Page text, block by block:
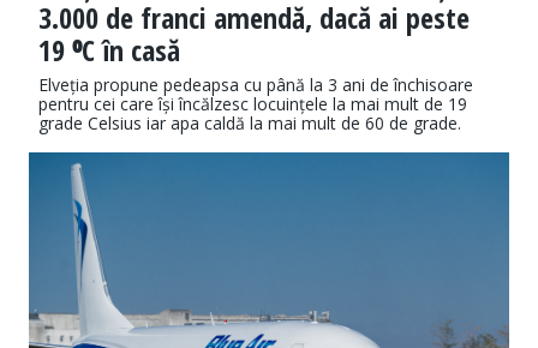
3.000 de franci amendă, dacă ai peste
19 ⁰C în casă
Elveția propune pedeapsa cu până la 3 ani de închisoare
pentru cei care își încălzesc locuințele la mai mult de 19
grade Celsius iar apa caldă la mai mult de 60 de grade.